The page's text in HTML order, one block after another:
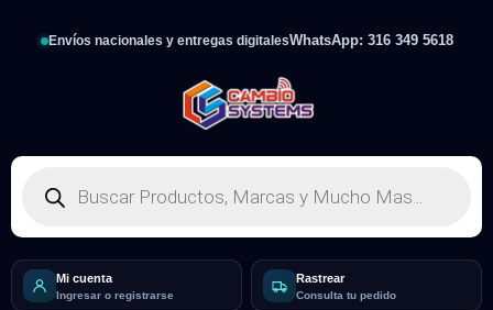
Envíos nacionales y entregas digitalesWhatsApp: 316 349 5618
Mi cuenta
Ingresar o registrarse
Rastrear
Consulta tu pedido